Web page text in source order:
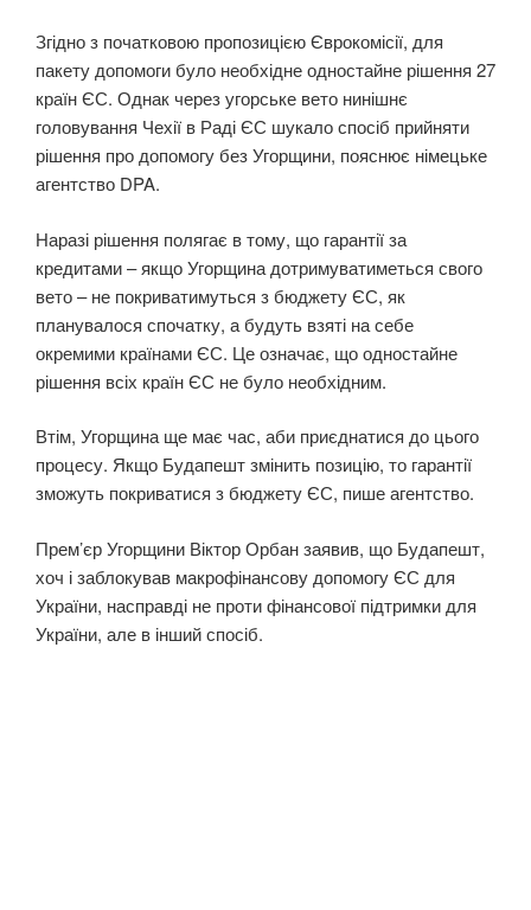
Згідно з початковою пропозицією Єврокомісії, для
пакету допомоги було необхідне одностайне рішення 27
країн ЄС. Однак через угорське вето нинішнє
головування Чехії в Раді ЄС шукало спосіб прийняти
рішення про допомогу без Угорщини, пояснює німецьке
агентство DPA.
Наразі рішення полягає в тому, що гарантії за
кредитами – якщо Угорщина дотримуватиметься свого
вето – не покриватимуться з бюджету ЄС, як
планувалося спочатку, а будуть взяті на себе
окремими країнами ЄС. Це означає, що одностайне
рішення всіх країн ЄС не було необхідним.
Втім, Угорщина ще має час, аби приєднатися до цього
процесу. Якщо Будапешт змінить позицію, то гарантії
зможуть покриватися з бюджету ЄС, пише агентство.
Прем’єр Угорщини Віктор Орбан заявив, що Будапешт,
хоч і заблокував макрофінансову допомогу ЄС для
України, насправді не проти фінансової підтримки для
України, але в інший спосіб.